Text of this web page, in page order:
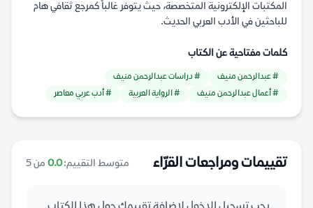
المكتبات الإلكترونية المتخصصة، حيث يتوفر غالباً كمرجع ثقافي هام
للباحثين في الأدب العربي الحديث.
كلمات مفتاحية عن الكتاب
# عبدالرحمن منيف
# دراسات عبدالرحمن منيف
# أعمال عبدالرحمن منيف
# الرواية العربية # أدب عربي معاصر
تقييمات ومراجعات القرّاء متوسط التقييم:0.0 من 5